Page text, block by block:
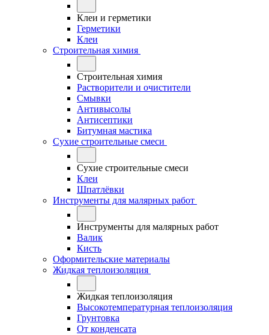
Клеи и герметики
Герметики
Клеи
Строительная химия
Строительная химия
Растворители и очистители
Смывки
Антивысолы
Антисептики
Битумная мастика
Сухие строительные смеси
Сухие строительные смеси
Клеи
Шпатлёвки
Инструменты для малярных работ
Инструменты для малярных работ
Валик
Кисть
Оформительские материалы
Жидкая теплоизоляция
Жидкая теплоизоляция
Высокотемпературная теплоизоляция
Грунтовка
От конденсата